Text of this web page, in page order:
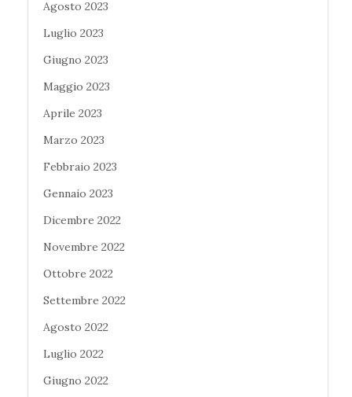
Agosto 2023
Luglio 2023
Giugno 2023
Maggio 2023
Aprile 2023
Marzo 2023
Febbraio 2023
Gennaio 2023
Dicembre 2022
Novembre 2022
Ottobre 2022
Settembre 2022
Agosto 2022
Luglio 2022
Giugno 2022